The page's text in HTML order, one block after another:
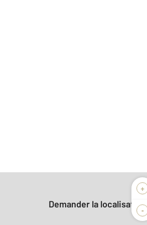
+
-
Demander la localisation